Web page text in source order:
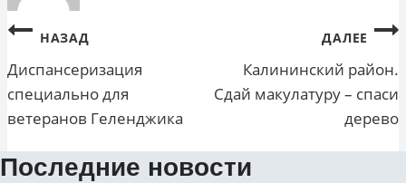
Навигация
по
записям
НАЗАД
Диспансеризация
специально для
ветеранов Геленджика
ДАЛЕЕ
Калининский район.
Сдай макулатуру – спаси
дерево
Последние новости